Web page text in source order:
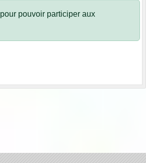
pour pouvoir participer aux